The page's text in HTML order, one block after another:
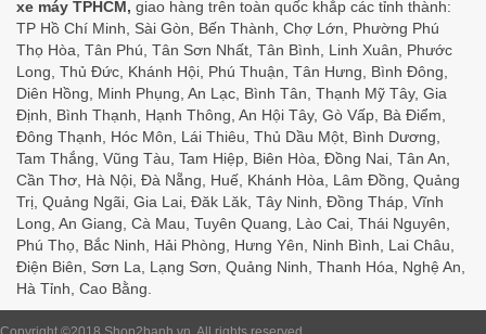
xe máy TPHCM, giao hàng trên toàn quốc khắp các tỉnh thành:
TP Hồ Chí Minh, Sài Gòn, Bến Thành, Chợ Lớn, Phường Phú
Thọ Hòa, Tân Phú, Tân Sơn Nhất, Tân Bình, Linh Xuân, Phước
Long, Thủ Đức, Khánh Hội, Phú Thuận, Tân Hưng, Bình Đông,
Diên Hồng, Minh Phụng, An Lạc, Bình Tân, Thạnh Mỹ Tây, Gia
Định, Bình Thạnh, Hạnh Thông, An Hội Tây, Gò Vấp, Bà Điểm,
Đông Thạnh, Hóc Môn, Lái Thiêu, Thủ Dầu Một, Bình Dương,
Tam Thắng, Vũng Tàu, Tam Hiệp, Biên Hòa, Đồng Nai, Tân An,
Cần Thơ, Hà Nội, Đà Nẵng, Huế, Khánh Hòa, Lâm Đồng, Quảng
Trị, Quảng Ngãi, Gia Lai, Đăk Lăk, Tây Ninh, Đồng Tháp, Vĩnh
Long, An Giang, Cà Mau, Tuyên Quang, Lào Cai, Thái Nguyên,
Phú Thọ, Bắc Ninh, Hải Phòng, Hưng Yên, Ninh Bình, Lai Châu,
Điện Biên, Sơn La, Lạng Sơn, Quảng Ninh, Thanh Hóa, Nghệ An,
Hà Tỉnh, Cao Bằng.